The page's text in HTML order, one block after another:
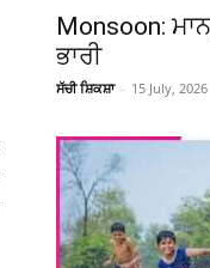
Monsoon:
ਭਾਰੀ
ਸੱਚੀ ਸ਼ਿਕਸ਼ਾ - 15 July, 2026